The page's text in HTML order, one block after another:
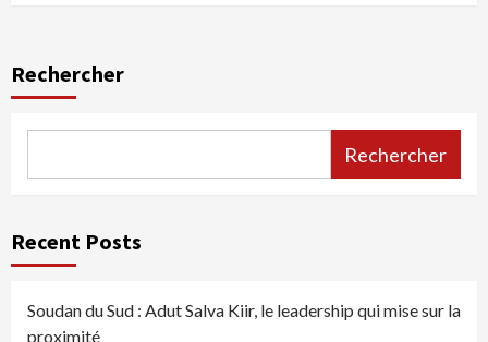
Rechercher
Rechercher
Recent Posts
Soudan du Sud : Adut Salva Kiir, le leadership qui mise sur la
proximité